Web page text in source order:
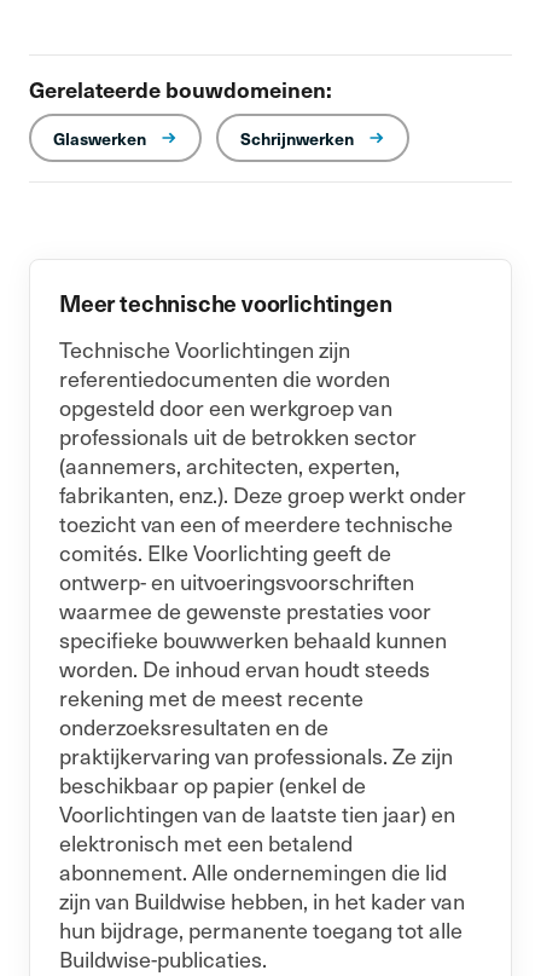
Gerelateerde bouwdomeinen:
Glaswerken Schrijnwerken
Meer technische voorlichtingen
Technische Voorlichtingen zijn
referentiedocumenten die worden
opgesteld door een werkgroep van
professionals uit de betrokken sector
(aannemers, architecten, experten,
fabrikanten, enz.). Deze groep werkt onder
toezicht van een of meerdere technische
comités. Elke Voorlichting geeft de
ontwerp- en uitvoeringsvoorschriften
waarmee de gewenste prestaties voor
specifieke bouwwerken behaald kunnen
worden. De inhoud ervan houdt steeds
rekening met de meest recente
onderzoeksresultaten en de
praktijkervaring van professionals. Ze zijn
beschikbaar op papier (enkel de
Voorlichtingen van de laatste tien jaar) en
elektronisch met een betalend
abonnement. Alle ondernemingen die lid
zijn van Buildwise hebben, in het kader van
hun bijdrage, permanente toegang tot alle
Buildwise-publicaties.